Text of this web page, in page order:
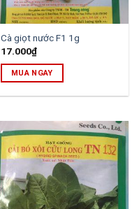
Cà giọt nước F1 1g
17.000₫
MUA NGAY